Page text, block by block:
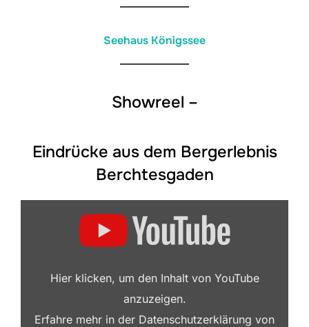
Seehaus Königssee
Showreel –
Eindrücke aus dem Bergerlebnis
Berchtesgaden
Hier klicken, um den Inhalt von YouTube
anzuzeigen.
Erfahre mehr in der Datenschutzerklärung von